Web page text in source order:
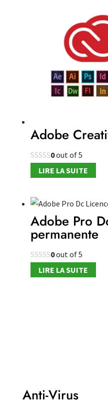
Adobe
0out of 5
LIRE LA SUITE
Adobe Pro
permanente
0out of 5
LIRE LA SUITE
Anti-Virus